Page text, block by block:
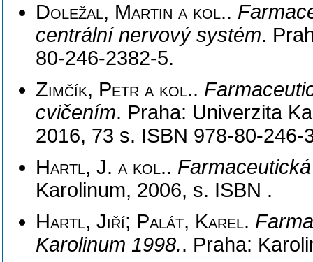
Doležal, Martin a kol..
centrální nervový systém.
80-246-2382-5.
Zimčík, Petr a kol..
cvičením. Praha: Univerzita
2016, 73 s. ISBN 978-80-246-
Hartl, J. a kol..
Karolinum, 2006, s. ISBN .
Hartl, Jiří; Palát, Karel.
Karolinum 1998.. Praha: